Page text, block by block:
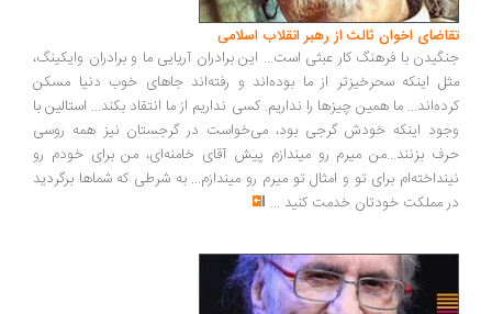
اخوان ثالث از رهبر انقلاب اسلامی
با فرهنگ کار عبثی است... این برادران آریایی ما و برادران وایکینگ،
اینکه سحرخیزتر از ما بوده‌اند و رفته‌اند جاهای خوب دنیا مسکن
ما همین چیزها را نداریم. کسی نداریم از ما انتقاد بکند... استالین با
اینکه خودش گرجی بود، می‌خواست در گرجستان نیز همه روسی
بزنند...من میرم رو میندازم پیش آقای خامنه‌ای، من برای خودم رو
برای تو و امثال تو میرم رو میندازم... به شرطی که شماها برگردید
مملکت خودتان خدمت کنید...